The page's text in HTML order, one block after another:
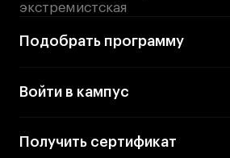
экстремистская
Подобрать программу
Войти в кампус
Получить сертификат